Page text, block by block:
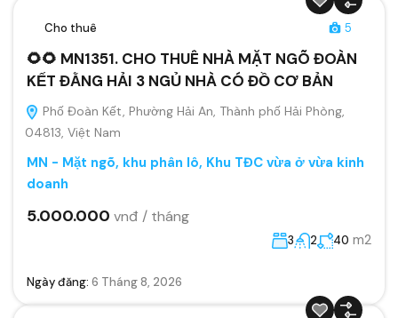
Cho thuê 5
🌻🌻 MN1351. CHO THUÊ NHÀ MẶT NGÕ ĐOÀN
KẾT ĐẰNG HẢI 3 NGỦ NHÀ CÓ ĐỒ CƠ BẢN
Phố Đoàn Kết, Phường Hải An, Thành phố Hải Phòng,
04813, Việt Nam
MN - Mặt ngõ, khu phân lô, Khu TĐC vừa ở vừa kinh
doanh
5.000.000 vnđ / tháng
3 2 40 m2
Ngày đăng: 6 Tháng 8, 2026